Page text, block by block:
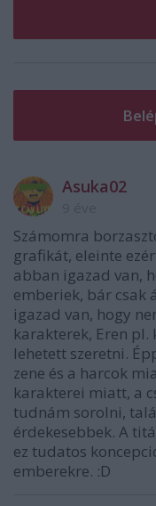
Asuka02
Számomra
grafikát, eleinte
abban igazad van,
emberiek, bár csak
igazad van, hogy
karakterek, Eren
lehetett szeretni.
zene és a harcok
karakterei miatt, a
tudnám sorolni,
érdekesebbek. A
ez tudatos
emberekre. :D